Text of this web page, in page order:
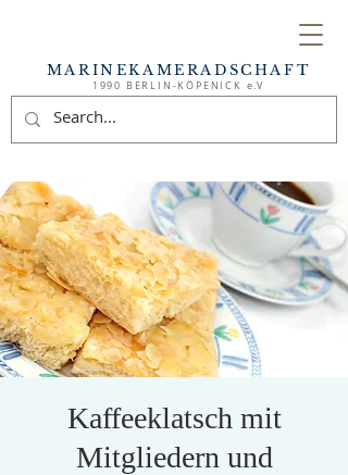
MARINEKAMERADSCHAFT
1990 BERLIN-KÖPENICK e.V
Kaffeeklatsch mit
Mitgliedern und